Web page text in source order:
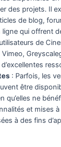
des projets. Il
de blog,
qui offrent
de
Vimeo,
: Parfois, les
être
qu’elles ne
et mises
à des fins